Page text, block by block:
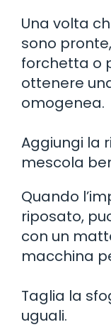
Una volta
sono
forchetta o
ottenere
omogenea.
Aggiungi la
mescola
Quando
riposato,
con un
macchina
Taglia la
uguali.